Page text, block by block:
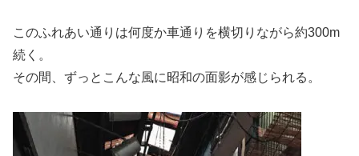
このふれあい通りは何度か車通りを横切りながら約300m
続く。
その間、ずっとこんな風に昭和の面影が感じられる。